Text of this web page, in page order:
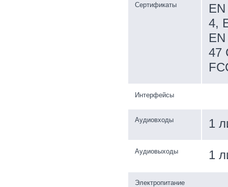
Сертификаты
4,
47
Интерфейсы
Аудиовходы 1
Аудиовыходы 1
Электропитание